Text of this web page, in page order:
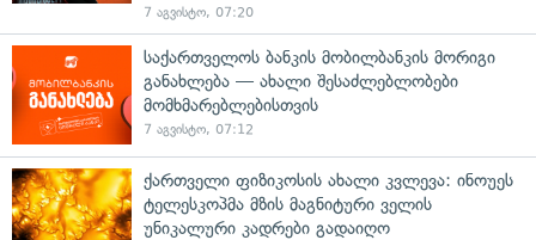
7 აგვისტო, 07:20
საქართველოს ბანკის მობილბანკის მორიგი
განახლება — ახალი შესაძლებლობები
მომხმარებლებისთვის
7 აგვისტო, 07:12
ქართველი ფიზიკოსის ახალი კვლევა: ინოუეს
ტელესკოპმა მზის მაგნიტური ველის
უნიკალური კადრები გადაიღო